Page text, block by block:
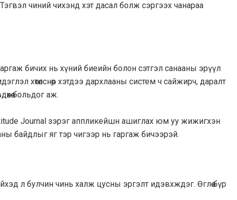
чиний чихэнд хэт дасал болж сэргээх чанараа
бичих нь хүний биеийн болон сэтгэл санааны эрүүл
хөтөлснөөр хэтдээ дархлааны систем ч сайжирч, даралт
больдог аж.
Journal зэрэг аппликейшн ашиглах юм уу жижигхэн
байдлыг яг тэр чигээр нь гаргаж бичээрэй.
л булчин чинь халж цусны эргэлт идэвхждэг. Өглөө бүр